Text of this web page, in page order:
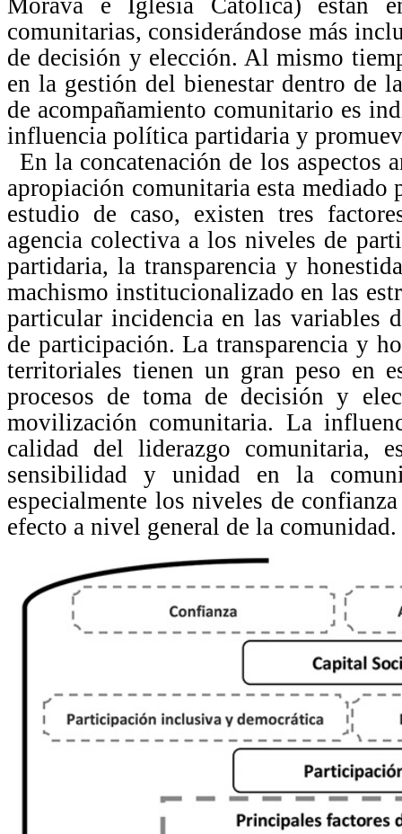
Morava e Iglesia Católica) están
comunitarias, considerándose más
de decisión y elección. Al mismo
en la gestión del bienestar dentro de
de acompañamiento comunitario es
influencia política partidaria y
En la concatenación de los aspectos
apropiación comunitaria esta mediado
estudio de caso, existen tres
agencia colectiva a los niveles de
partidaria, la transparencia y
machismo institucionalizado en las
particular incidencia en las variables
de participación. La transparencia y
territoriales tienen un gran peso en
procesos de toma de decisión y
movilización comunitaria. La
calidad del liderazgo comunitaria,
sensibilidad y unidad en la
especialmente los niveles de
efecto a nivel general de la comunidad.